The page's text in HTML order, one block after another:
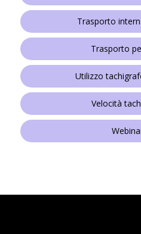
Trasporto
Trasporto
Utilizzo
Velocità